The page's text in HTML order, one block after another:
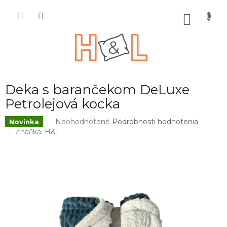
Deka s barančekom DeLuxe
Petrolejová kocka
Novinka
Priemerné
hodnotenie
Neohodnotené Podrobnosti hodnotenia
Značka: H&L